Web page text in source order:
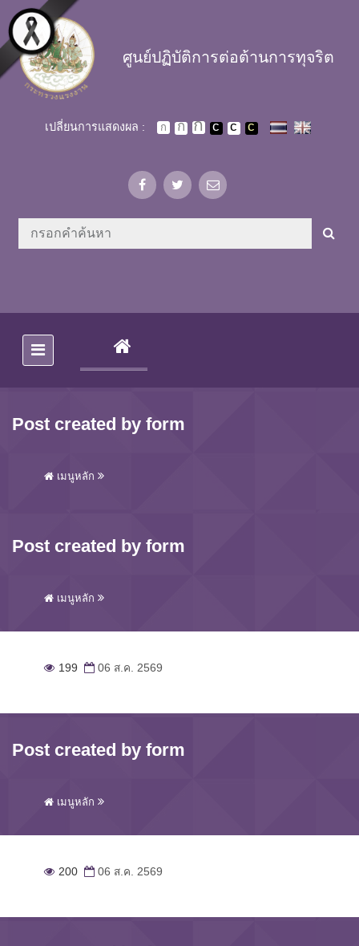
Skip to main content
ศูนย์ปฏิบัติการต่อต้านการทุจริต
เปลี่ยนการแสดงผล :
(CURRENT)
Post created by form
เมนูหลัก
Post created by form
เมนูหลัก
199 06 ส.ค. 2569
Post created by form
เมนูหลัก
200 06 ส.ค. 2569